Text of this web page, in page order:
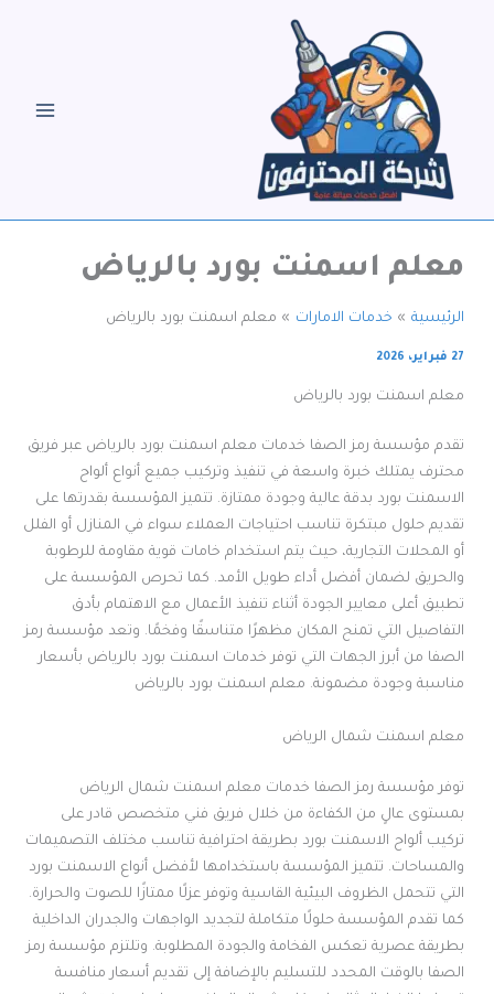
معلم اسمنت بورد بالرياض
الرئيسية خدمات الامارات معلم اسمنت بورد بالرياض
27 فبراير، 2026
معلم اسمنت بورد بالرياض
تقدم مؤسسة رمز الصفا خدمات معلم اسمنت بورد بالرياض عبر فريق
محترف يمتلك خبرة واسعة في تنفيذ وتركيب جميع أنواع ألواح
الاسمنت بورد بدقة عالية وجودة ممتازة. تتميز المؤسسة بقدرتها على
تقديم حلول مبتكرة تناسب احتياجات العملاء سواء في المنازل أو الفلل
أو المحلات التجارية، حيث يتم استخدام خامات قوية مقاومة للرطوبة
والحريق لضمان أفضل أداء طويل الأمد. كما تحرص المؤسسة على
تطبيق أعلى معايير الجودة أثناء تنفيذ الأعمال مع الاهتمام بأدق
التفاصيل التي تمنح المكان مظهرًا متناسقًا وفخمًا. وتعد مؤسسة رمز
الصفا من أبرز الجهات التي توفر خدمات اسمنت بورد بالرياض بأسعار
مناسبة وجودة مضمونة. معلم اسمنت بورد بالرياض
معلم اسمنت شمال الرياض
توفر مؤسسة رمز الصفا خدمات معلم اسمنت شمال الرياض
بمستوى عالٍ من الكفاءة من خلال فريق فني متخصص قادر على
تركيب ألواح الاسمنت بورد بطريقة احترافية تناسب مختلف التصميمات
والمساحات. تتميز المؤسسة باستخدامها لأفضل أنواع الاسمنت بورد
التي تتحمل الظروف البيئية القاسية وتوفر عزلًا ممتازًا للصوت والحرارة.
كما تقدم المؤسسة حلولًا متكاملة لتجديد الواجهات والجدران الداخلية
بطريقة عصرية تعكس الفخامة والجودة المطلوبة. وتلتزم مؤسسة رمز
الصفا بالوقت المحدد للتسليم بالإضافة إلى تقديم أسعار منافسة